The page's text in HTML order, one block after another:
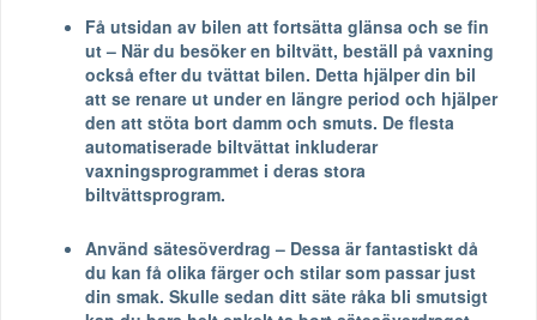
Få utsidan av bilen att fortsätta glänsa och se fin
ut – När du besöker en biltvätt, beställ på vaxning
också efter du tvättat bilen. Detta hjälper din bil
att se renare ut under en längre period och hjälper
den att stöta bort damm och smuts. De flesta
automatiserade biltvättat inkluderar
vaxningsprogrammet i deras stora
biltvättsprogram.
Använd sätesöverdrag – Dessa är fantastiskt då
du kan få olika färger och stilar som passar just
din smak. Skulle sedan ditt säte råka bli smutsigt